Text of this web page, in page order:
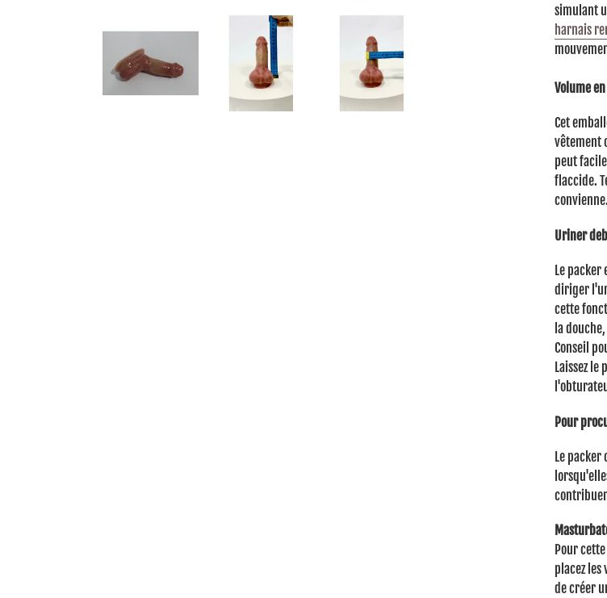
simulant
harnais
Volume
Cet
vêtement
peut
flaccide.
convienne.
Uriner
Le
diriger
cette
la
Conseil
Laissez
Pour
Le
Pour
placez
de créer